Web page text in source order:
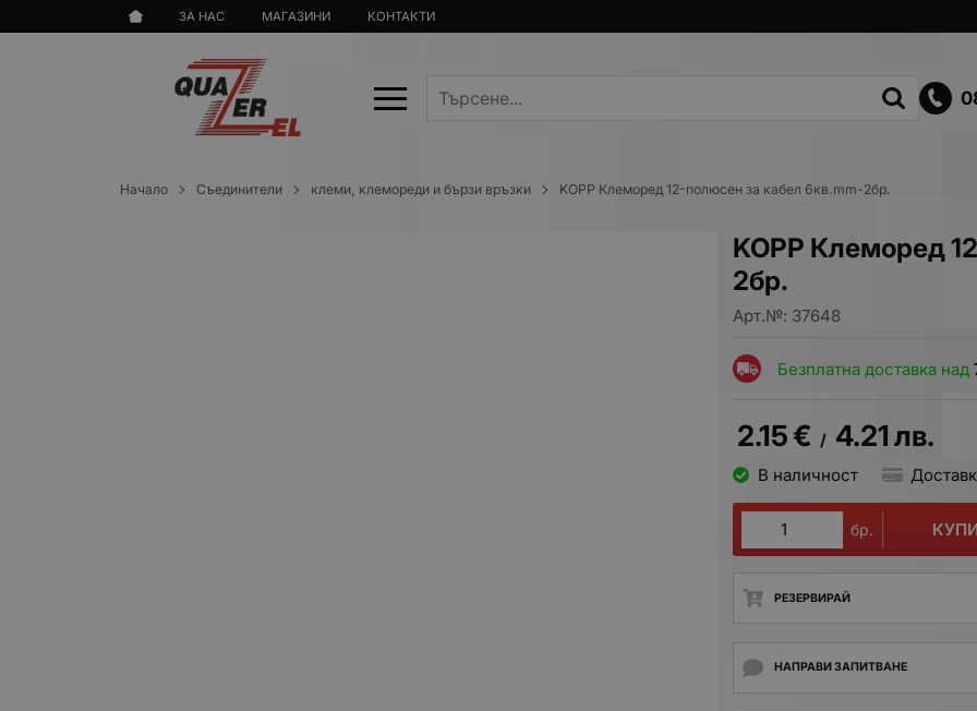
ЗА НАС МАГАЗИНИ КОНТАКТИ
Начало Съединители клеми, клемореди и бързи връзки KOPP Клеморед 12-полюсен за кабел 6кв.mm-2бр.
KOPP Клеморед
2бр.
Арт.№: 37648
Безплатна доставка над
2.15€ / 4.21лв.
В наличност
бр.
РЕЗЕРВИРАЙ
НАПРАВИ ЗАПИТВАНЕ